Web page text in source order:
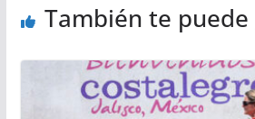
También te